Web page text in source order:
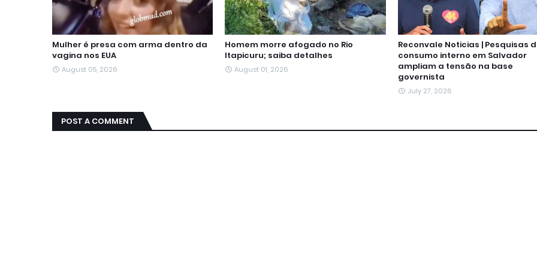
Mulher é presa com arma dentro da
vagina nos EUA
August 05, 2026
Homem morre afogado no Rio
Itapicuru; saiba detalhes
August 01, 2026
Reconvale Noticias | Pesquisas
consumo interno em Salvador
ampliam a tensão na base
governista
July 27, 2026
POST A COMMENT